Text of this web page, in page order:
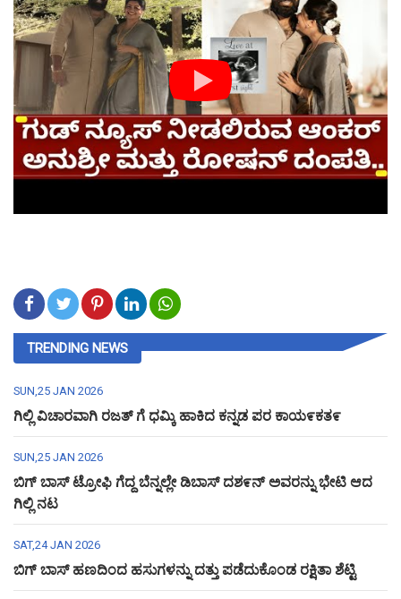
TRENDING NEWS
SUN,25 JAN 2026
ಗಿಲ್ಲಿ ವಿಚಾರವಾಗಿ ರಜತ್ ಗೆ ಧಮ್ಕಿ ಹಾಕಿದ ಕನ್ನಡ ಪರ ಕಾಯ೯ಕತ೯
SUN,25 JAN 2026
ಬಿಗ್ ಬಾಸ್ ಟ್ರೋಫಿ ಗೆದ್ದ ಬೆನ್ನಲ್ಲೇ ಡಿಬಾಸ್ ದಶ೯ನ್ ಅವರನ್ನು ಭೇಟಿ ಆದ
ಗಿಲ್ಲಿ ನಟ
SAT,24 JAN 2026
ಬಿಗ್ ಬಾಸ್ ಹಣದಿಂದ ಹಸುಗಳನ್ನು ದತ್ತು ಪಡೆದುಕೊಂಡ ರಕ್ಷಿತಾ ಶೆಟ್ಟಿ